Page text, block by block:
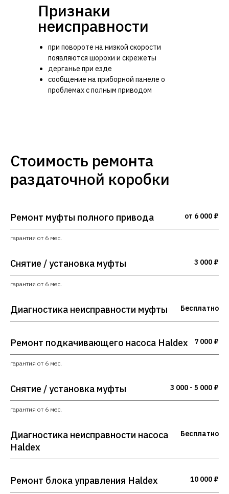
Признаки
неисправности
при повороте на низкой скорости
появляются шорохи и скрежеты
дерганье при езде
сообщение на приборной панеле о
проблемах с полным приводом
Стоимость ремонта
раздаточной коробки
Ремонт муфты полного привода от 6 000 ₽
гарантия от 6 мес.
Снятие / установка муфты 3 000 ₽
гарантия от 6 мес.
Диагностика неисправности муфты Бесплатно
Ремонт подкачивающего насоса Haldex 7 000 ₽
гарантия от 6 мес.
Снятие / установка муфты 3 000 - 5 000 ₽
гарантия от 6 мес.
Диагностика неисправности насоса
Haldex
Бесплатно
Ремонт блока управления Haldex 10 000 ₽